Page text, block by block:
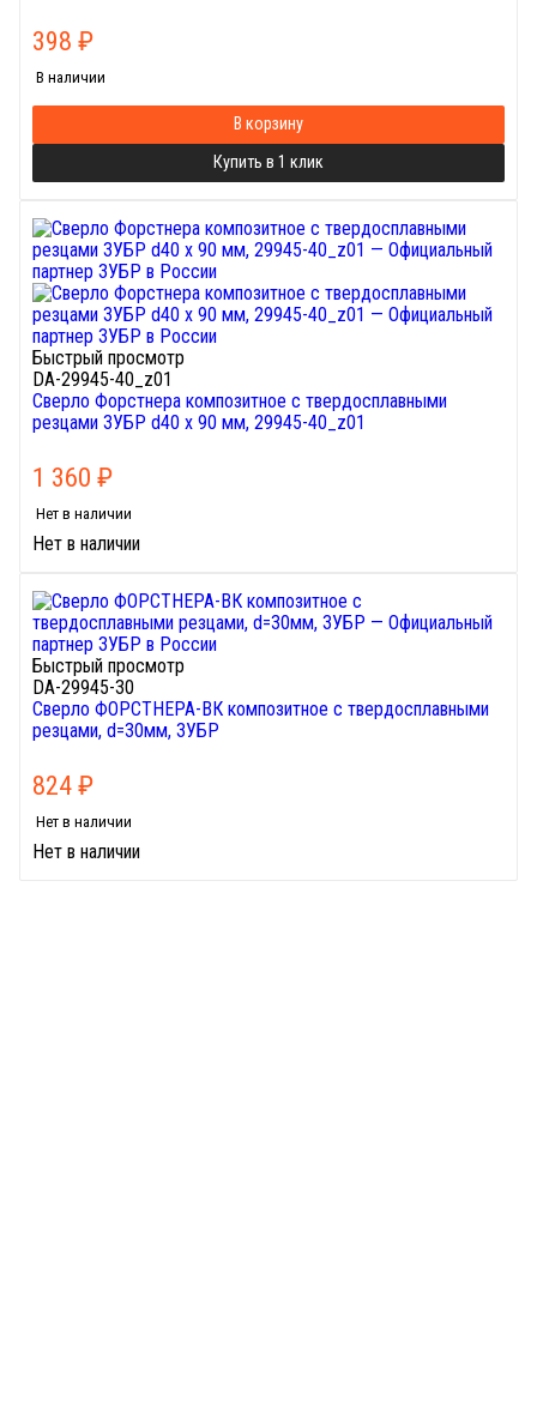
398 ₽
В наличии
В корзину
Купить в 1 клик
Быстрый просмотр
DA-29945-40_z01
Сверло Форстнера композитное с твердосплавными
резцами ЗУБР d40 x 90 мм, 29945-40_z01
1 360 ₽
Нет в наличии
Нет в наличии
Быстрый просмотр
DA-29945-30
Сверло ФОРСТНЕРА-ВК композитное с твердосплавными
резцами, d=30мм, ЗУБР
824₽
Нет в наличии
Нет в наличии